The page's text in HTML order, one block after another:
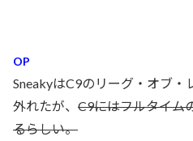
OP
SneakyはC9のリーグ・オブ・
外れたが、 C9にはフルタイム
るらしい。